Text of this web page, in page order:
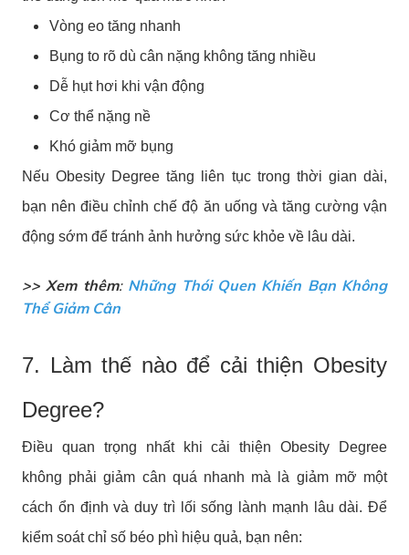
Vòng eo tăng nhanh
Bụng to rõ dù cân nặng không tăng nhiều
Dễ hụt hơi khi vận động
Cơ thể nặng nề
Khó giảm mỡ bụng
Nếu Obesity Degree tăng liên tục trong thời gian dài,
bạn nên điều chỉnh chế độ ăn uống và tăng cường vận
động sớm để tránh ảnh hưởng sức khỏe về lâu dài.
>> Xem thêm: Những Thói Quen Khiến Bạn Không
Thể Giảm Cân
7. Làm thế nào để cải thiện Obesity
Degree?
Điều quan trọng nhất khi cải thiện Obesity Degree
không phải giảm cân quá nhanh mà là giảm mỡ một
cách ổn định và duy trì lối sống lành mạnh lâu dài. Để
kiểm soát chỉ số béo phì hiệu quả, bạn nên: